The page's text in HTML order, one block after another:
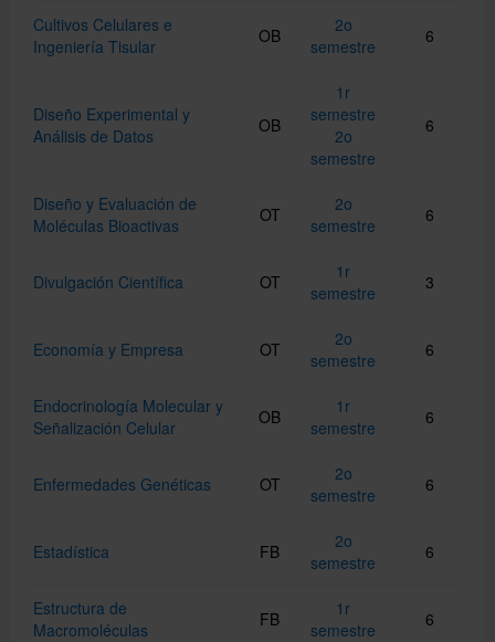
Cultivos Celulares e
Ingeniería Tisular
OB
2o
semestre
6
Diseño Experimental y
Análisis de Datos
OB
1r
semestre
2o
semestre
6
Diseño y Evaluación de
Moléculas Bioactivas
OT
2o
semestre
6
Divulgación Científica OT
1r
semestre
3
Economía y Empresa OT
2o
semestre
6
Endocrinología Molecular y
Señalización Celular
OB
1r
semestre
6
Enfermedades Genéticas OT
2o
semestre
6
Estadística FB
2o
semestre
6
Estructura de
Macromoléculas
FB
1r
semestre
6